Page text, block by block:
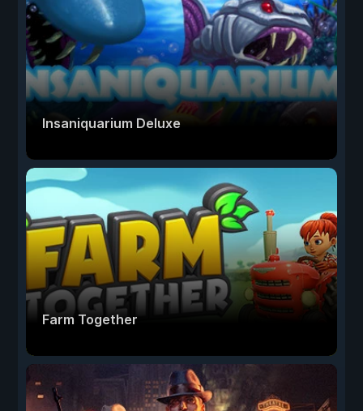
Insaniquarium Deluxe
Farm Together